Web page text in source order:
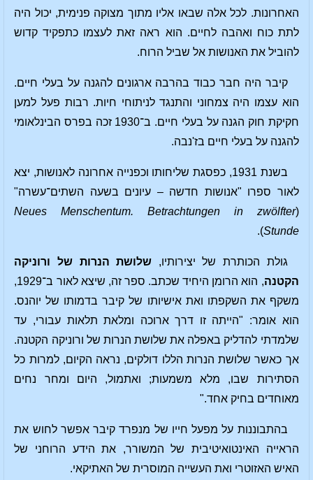
האחרונות. לכל אלה שבאו אליו מתוך מצוקה פנימית, יכול היה
לתת כוח ואהבה לחיים. הוא ראה זאת לעצמו כתפקיד קדוש
להוביל את האנושות אל שביל הרוח.
קיבר היה חבר כבוד בהרבה ארגונים להגנה על בעלי חיים.
הוא עצמו היה צמחוני והתנגד לניתוחי חיות. רבות פעל למען
חקיקת חוק הגנה על בעלי חיים. ב־1930 זכה בפרס הבינלאומי
להגנה על בעלי חיים בז'נבה.
בשנת 1931, כפסגת שליחותו וכפנייה אחרונה לאנושות, יצא
לאור ספרו "אנושות חדשה – עיונים בשעה השתים־עשרה"
(
Neues Menschentum. Betrachtungen in zwölfter
Stunde
).
גולת הכותרת של יצירותיו, שלושת הנרות של ורוניקה
הקטנה
, הוא הרומן היחיד שכתב. ספר זה, שיצא לאור ב־1929,
משקף את השקפתו ואת אישיותו של קיבר בדמותו של יוהנס.
הוא אומר: "הייתה זו דרך ארוכה ומלאת תלאות עבורי, עד
שלמדתי להדליק באפלה את שלושת הנרות של ורוניקה הקטנה.
אך כאשר שלושת הנרות הללו דולקים, נראה הקיום, למרות כל
הסתירות שבו, מלא משמעות; ואתמול, היום ומחר נחים
מאוחדים בחיק אחד."
בהתבוננות על מפעל חייו של מנפרד קיבר אפשר לחוש את
הראייה האינטואיטיבית של המשורר, את הידע הרוחני של
האיש האזוטרי ואת העשייה המוסרית של האתיקאי.